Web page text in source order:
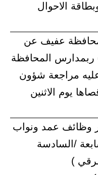
الاحوال
بمحافظة عفيف عن
المحافظة
مراجعة شؤون
يوم الاثنين
وظائف عمد ونواب
/السادسة